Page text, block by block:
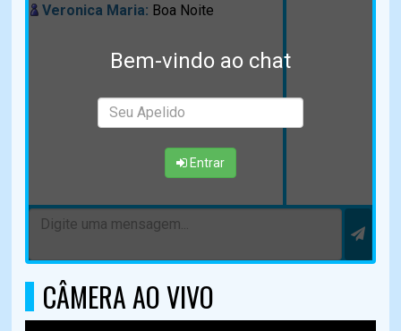
Bem-vindo ao chat
Entrar
Veronica Maria: Boa Noite
CÂMERA AO VIVO